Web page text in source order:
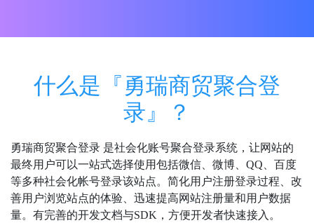
什么是『勇瑞商贸聚合登
录』？
勇瑞商贸聚合登录 是社会化账号聚合登录系统，让网站的
最终用户可以一站式选择使用包括微信、微博、QQ、百度
等多种社会化帐号登录该站点。简化用户注册登录过程、改
善用户浏览站点的体验、迅速提高网站注册量和用户数据
量。有完善的开发文档与SDK，方便开发者快速接入。